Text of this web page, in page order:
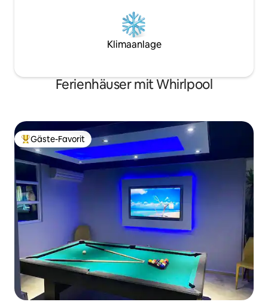
Klimaanlage
Ferienhäuser mit Whirlpool
Beliebter Gäste-Favorit.
Gäste-Favorit